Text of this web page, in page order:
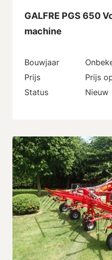
GALFRE PGS 650
machine
Bouwjaar
Prijs
Prijs
Status
Nieuw